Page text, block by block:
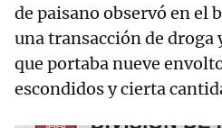
de paisano observó en el
una transacción de droga
que portaba nueve
escondidos y cierta